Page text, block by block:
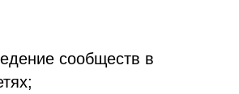
сообществ в